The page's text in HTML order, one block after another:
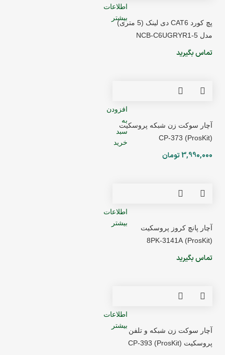
اطلاعات
بیشتر
پچ کورد CAT6 دی لینک (5 متری)
مدل NCB-C6UGRYR1-5
تماس بگیرید
افزودن
به
سبد
خرید
آچار سوکت زن شبکه پروسکیت
(ProsKit) CP-373
3,990,000تومان
اطلاعات
بیشتر
آچار پانچ کروز پروسکیت
(ProsKit) 8PK-3141A
تماس بگیرید
اطلاعات
بیشتر
آچار سوکت زن شبکه و تلفن
پروسکیت (ProsKit) CP-393